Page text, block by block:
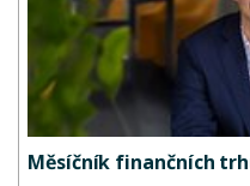
Měsíčník finančních